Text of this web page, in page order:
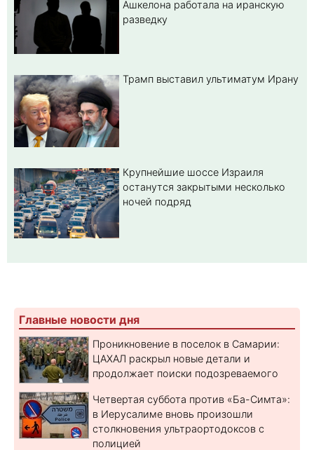
Ашкелона работала на иранскую
разведку
Трамп выставил ультиматум Ирану
Крупнейшие шоссе Израиля
останутся закрытыми несколько
ночей подряд
Главные новости дня
Проникновение в поселок в Самарии:
ЦАХАЛ раскрыл новые детали и
продолжает поиски подозреваемого
Четвертая суббота против «Ба-Симта»:
в Иерусалиме вновь произошли
столкновения ультраортодоксов с
полицией